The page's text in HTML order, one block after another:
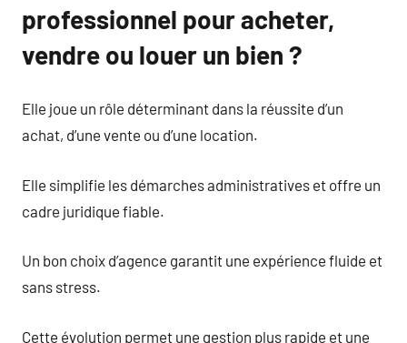
professionnel pour acheter,
vendre ou louer un bien ?
Elle joue un rôle déterminant dans la réussite d’un
achat, d’une vente ou d’une location.
Elle simplifie les démarches administratives et offre un
cadre juridique fiable.
Un bon choix d’agence garantit une expérience fluide et
sans stress.
Cette évolution permet une gestion plus rapide et une